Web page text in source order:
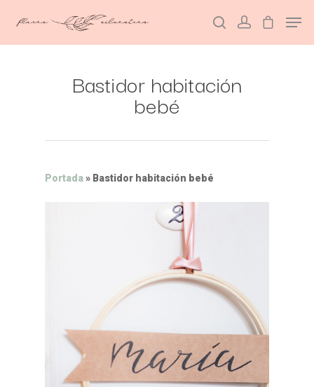
Hit enter to search or ESC to close
Bastidor habitación
bebé
Portada» Bastidor habitación bebé